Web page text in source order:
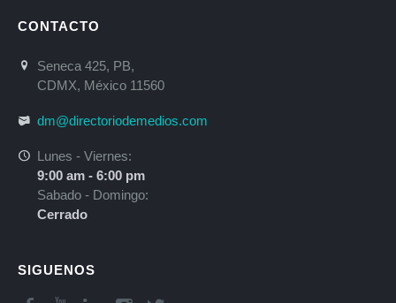
CONTACTO
Seneca 425, PB,
CDMX, México 11560
dm@directoriodemedios.com
Lunes - Viernes:
9:00 am - 6:00 pm
Sabado - Domingo:
Cerrado
SIGUENOS